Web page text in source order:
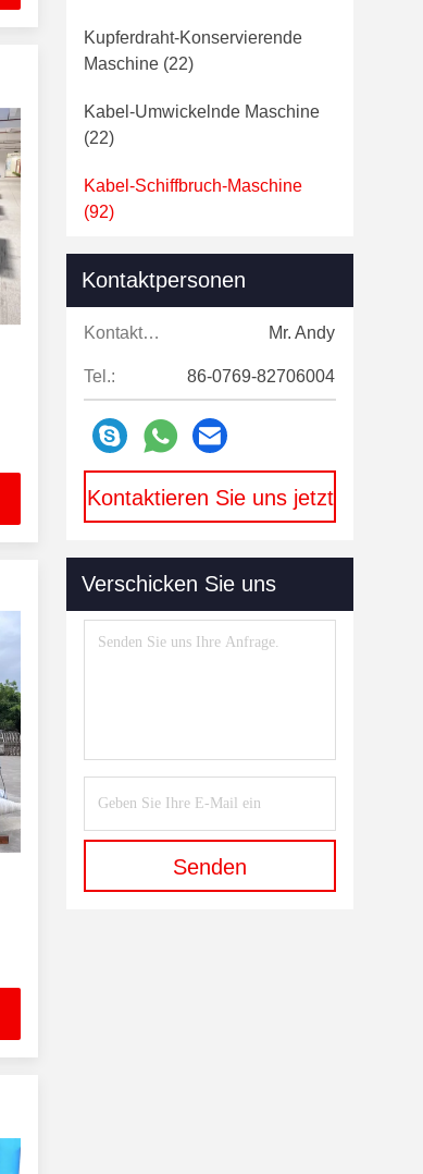
Kupferdraht-Konservierende
Maschine (22)
Kabel-Umwickelnde Maschine
(22)
Kabel-Schiffbruch-Maschine
(92)
Kabelextrudermaschine(176)
Drahtziehen Stirbt(18)
Drahtziehen-Maschinen-
Ersatzteile
(6)
Kupferner Rod Casting Machine
(11)
Kontaktpersonen
Kontaktpersonen: Mr. Andy
Tel.: 86-0769-82706004
Kontaktieren Sie uns jetzt
Verschicken Sie uns
Senden